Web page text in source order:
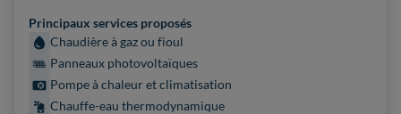
Principaux services proposés
Chaudière à gaz ou fioul
Panneaux photovoltaïques
Pompe à chaleur et climatisation
Chauffe-eau thermodynamique